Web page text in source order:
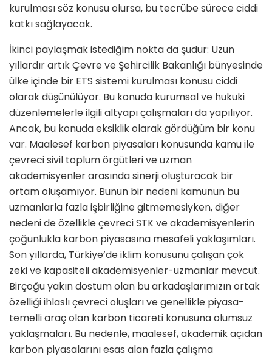
kurulması söz konusu olursa, bu tecrübe sürece ciddi
katkı sağlayacak.
İkinci paylaşmak istediğim nokta da şudur: Uzun
yıllardır artık Çevre ve Şehircilik Bakanlığı bünyesinde
ülke içinde bir ETS sistemi kurulması konusu ciddi
olarak düşünülüyor. Bu konuda kurumsal ve hukuki
düzenlemelerle ilgili altyapı çalışmaları da yapılıyor.
Ancak, bu konuda eksiklik olarak gördüğüm bir konu
var. Maalesef karbon piyasaları konusunda kamu ile
çevreci sivil toplum örgütleri ve uzman
akademisyenler arasında sinerji oluşturacak bir
ortam oluşamıyor. Bunun bir nedeni kamunun bu
uzmanlarla fazla işbirliğine gitmemesiyken, diğer
nedeni de özellikle çevreci STK ve akademisyenlerin
çoğunlukla karbon piyasasına mesafeli yaklaşımları.
Son yıllarda, Türkiye’de iklim konusunu çalışan çok
zeki ve kapasiteli akademisyenler-uzmanlar mevcut.
Birçoğu yakın dostum olan bu arkadaşlarımızın ortak
özelliği ihlaslı çevreci oluşları ve genellikle piyasa-
temelli araç olan karbon ticareti konusuna olumsuz
yaklaşmaları. Bu nedenle, maalesef, akademik açıdan
karbon piyasalarını esas alan fazla çalışma